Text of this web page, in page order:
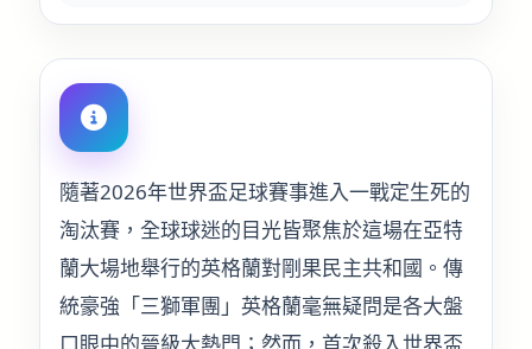
隨著2026年世界盃足球賽事進入一戰定生死的
淘汰賽，全球球迷的目光皆聚焦於這場在亞特
蘭大場地舉行的英格蘭對剛果民主共和國。傳
統豪強「三獅軍團」英格蘭毫無疑問是各大盤